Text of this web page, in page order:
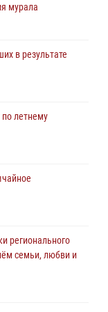
неделю совершили
проверили
мурала
в результате
летнему
регионального
семьи, любви и